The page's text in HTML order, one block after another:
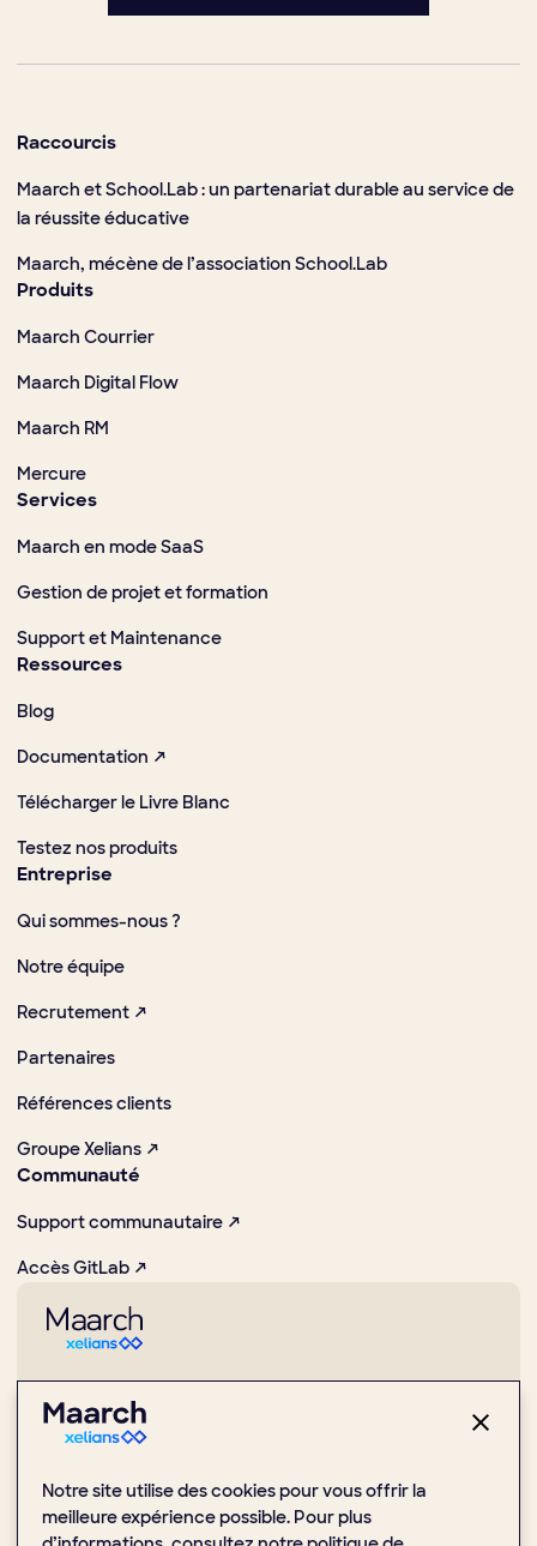
Pionnier dans la promotion des usages numériques et Open
Source
1 Place de la Boule, 92000 Nanterre
(+33) 1 47 24 51 59
Raccourcis
Maarch et School.Lab : un partenariat durable au service de
la réussite éducative
Maarch, mécène de l’association School.Lab
Produits
Maarch Courrier
Maarch Digital Flow
Maarch RM
Mercure
Services
Maarch en mode SaaS
Gestion de projet et formation
Support et Maintenance
Ressources
Blog
Documentation ↗
Télécharger le Livre Blanc
Testez nos produits
Entreprise
Qui sommes-nous ?
Notre équipe
Recrutement ↗
Partenaires
Références clients
Groupe Xelians ↗
Communauté
Support communautaire ↗
Accès GitLab ↗
Notre site utilise des cookies pour vous offrir la
meilleure expérience possible. Pour plus